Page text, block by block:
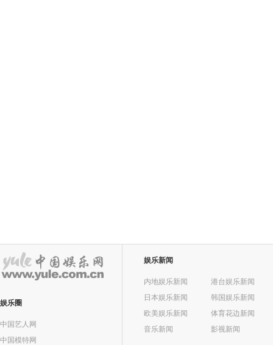
娱乐圈
中国艺人网
中国模特网
娱乐新闻
内地娱乐新闻
港台娱乐新闻
日本娱乐新闻
韩国娱乐新闻
欧美娱乐新闻
体育花边新闻
音乐新闻
影视新闻